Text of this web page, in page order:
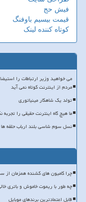
فیش حج
قیمت بیسیم باوفنگ
کوتاه کننده لینک
می خواهید وزیر ارتباطات را
مردم از اینترنت کوتاه نمی آید
تولد یک شاهکار مینیاتوری
ما هیچ گاه اینترنت حقیقی را تجربه
نسل سوم شاسی بلند ارباب حلقه ها
چرا کامیون های کشنده همزمان از
چه طور با ریموت خاموش و باتری
قابل اعتمادترین برندهای موبایل